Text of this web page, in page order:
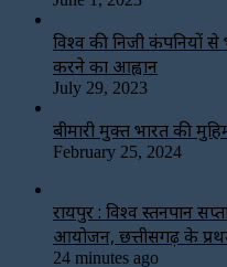
विश्‍व की निजी कंपनियों
करने का आह्वान
July 29, 2023
बीमारी मुक्त भारत की
February 25, 2024
रायपुर : विश्व स्तनपान
आयोजन, छत्तीसगढ़ के
24 minutes ago